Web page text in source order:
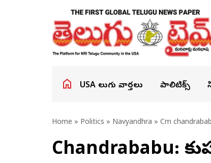
USA తెలుగు వార్తలు పాలిటిక్స్
Home » Politics » Navyandhra » Cm
Chandrababu: